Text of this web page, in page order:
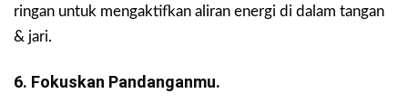
ringan untuk mengaktifkan aliran energi di dalam tangan
& jari.
6. Fokuskan Pandanganmu.